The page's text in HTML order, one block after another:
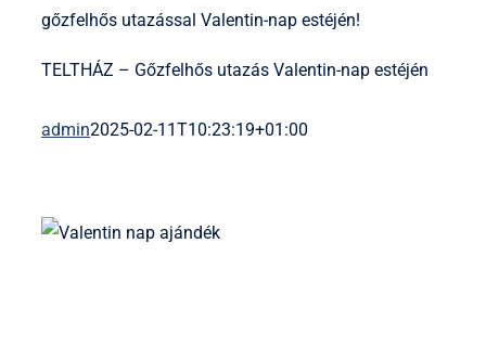
gőzfelhős utazással Valentin-nap estéjén!
TELTHÁZ – Gőzfelhős utazás Valentin-nap estéjén
admin2025-02-11T10:23:19+01:00